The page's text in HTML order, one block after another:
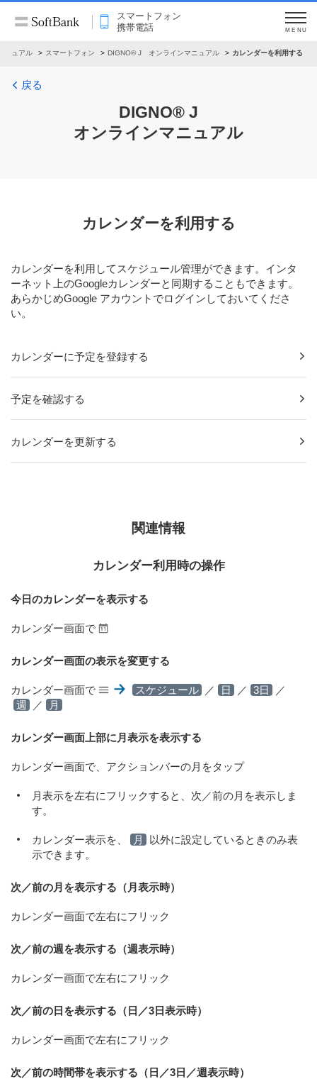
スマートフォン
携帯電話
MENU
ニュアル スマートフォン DIGNO® J オンラインマニュアル カレンダーを利用する
戻る
DIGNO® J
オンラインマニュアル
カレンダーを利用する
カレンダーを利用してスケジュール管理ができます。インタ
ーネット上のGoogleカレンダーと同期することもできます。
あらかじめGoogle アカウントでログインしておいてくださ
い。
カレンダーに予定を登録する
予定を確認する
カレンダーを更新する
関連情報
カレンダー利用時の操作
今日のカレンダーを表示する
カレンダー画面で
カレンダー画面の表示を変更する
カレンダー画面で スケジュール ／ 日 ／ 3日
／
週
／ 月
カレンダー画面上部に月表示を表示する
カレンダー画面で、アクションバーの月をタップ
月表示を左右にフリックすると、次／前の月を表示しま
す。
カレンダー表示を、 月
以外に設定しているときのみ表
示できます。
次／前の月を表示する（月表示時）
カレンダー画面で左右にフリック
次／前の週を表示する（週表示時）
カレンダー画面で左右にフリック
次／前の日を表示する（日／3日表示時）
カレンダー画面で左右にフリック
次／前の時間帯を表示する（日／3日／週表示時）